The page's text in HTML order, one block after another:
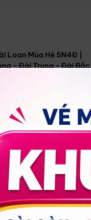
Loan Mùa Hè 5N4Đ |
- Đài Trung - Đài Bắc
18/09